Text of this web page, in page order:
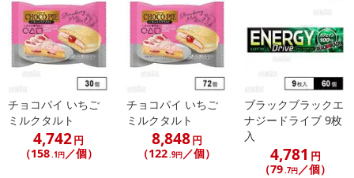
チョコパイ いちご
ミルクタルト
4,742円
（158.1円／個）
チョコパイ いちご
ミルクタルト
8,848円
（122.9円／個）
ブラックブラックエ
ナジードライブ 9枚
入
4,781 円
（79.7円／個）